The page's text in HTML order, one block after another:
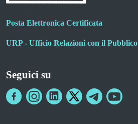
Posta Elettronica Certificata
URP - Ufficio Relazioni con il Pubblico
Seguici su